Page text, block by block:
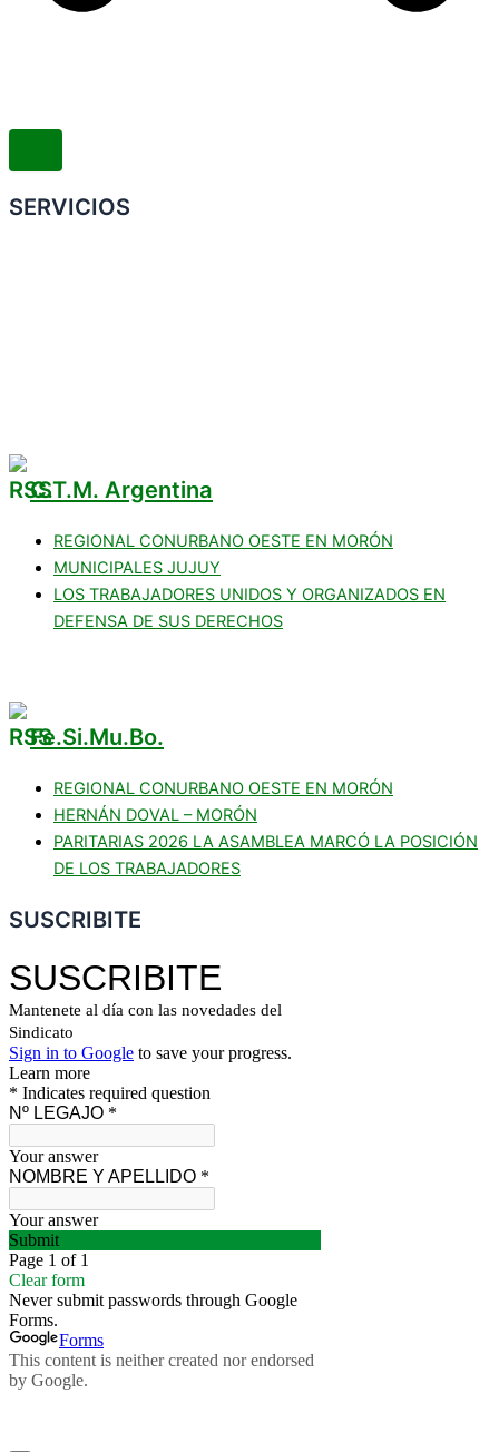
SERVICIOS
C.T.M. Argentina
REGIONAL CONURBANO OESTE EN MORÓN
MUNICIPALES JUJUY
LOS TRABAJADORES UNIDOS Y ORGANIZADOS EN
DEFENSA DE SUS DERECHOS
Fe.Si.Mu.Bo.
REGIONAL CONURBANO OESTE EN MORÓN
HERNÁN DOVAL – MORÓN
PARITARIAS 2026 LA ASAMBLEA MARCÓ LA POSICIÓN
DE LOS TRABAJADORES
SUSCRIBITE